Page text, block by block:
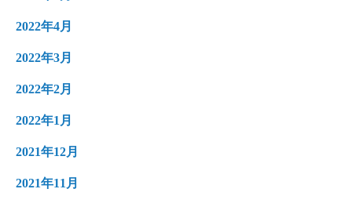
2022年4月
2022年3月
2022年2月
2022年1月
2021年12月
2021年11月